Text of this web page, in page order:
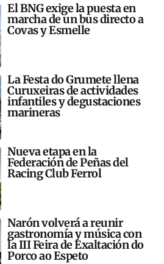
El BNG exige la puesta en
marcha de un bus directo a
Covas y Esmelle
La Festa do Grumete llena
Curuxeiras de actividades
infantiles y degustaciones
marineras
Nueva etapa en la
Federación de Peñas del
Racing Club Ferrol
Narón volverá a reunir
gastronomía y música con
la III Feira de Exaltación do
Porco ao Espeto